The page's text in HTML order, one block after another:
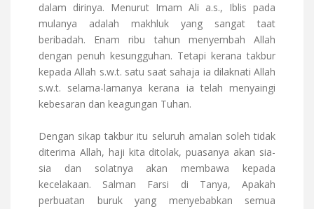
dalam dirinya. Menurut Imam Ali a.s., Iblis pada
mulanya adalah makhluk yang sangat taat
beribadah. Enam ribu tahun menyembah Allah
dengan penuh kesungguhan. Tetapi kerana takbur
kepada Allah s.w.t. satu saat sahaja ia dilaknati Allah
s.w.t. selama-lamanya kerana ia telah menyaingi
kebesaran dan keagungan Tuhan.
Dengan sikap takbur itu seluruh amalan soleh tidak
diterima Allah, haji kita ditolak, puasanya akan sia-
sia dan solatnya akan membawa kepada
kecelakaan. Salman Farsi di Tanya, Apakah
perbuatan buruk yang menyebabkan semua